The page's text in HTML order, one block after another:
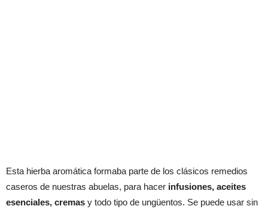
Esta hierba aromática formaba parte de los clásicos remedios
caseros de nuestras abuelas, para hacer infusiones, aceites
esenciales, cremas y todo tipo de ungüentos. Se puede usar sin